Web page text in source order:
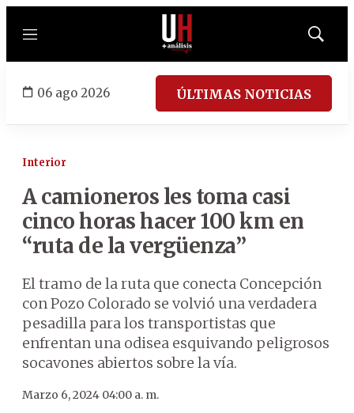
Menú
Mostrar
06 ago 2026 ÚLTIMAS NOTICIAS
Interior
A camioneros les toma casi
cinco horas hacer 100 km en
“ruta de la vergüenza”
El tramo de la ruta que conecta Concepción
con Pozo Colorado se volvió una verdadera
pesadilla para los transportistas que
enfrentan una odisea esquivando peligrosos
socavones abiertos sobre la vía.
Marzo 6, 2024 04:00 a. m.